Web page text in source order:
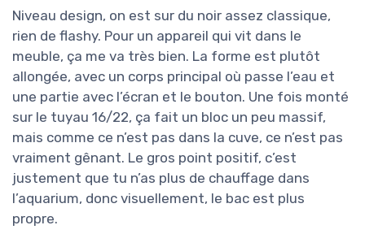
Niveau design, on est sur du noir assez classique,
rien de flashy. Pour un appareil qui vit dans le
meuble, ça me va très bien. La forme est plutôt
allongée, avec un corps principal où passe l’eau et
une partie avec l’écran et le bouton. Une fois monté
sur le tuyau 16/22, ça fait un bloc un peu massif,
mais comme ce n’est pas dans la cuve, ce n’est pas
vraiment gênant. Le gros point positif, c’est
justement que tu n’as plus de chauffage dans
l’aquarium, donc visuellement, le bac est plus
propre.